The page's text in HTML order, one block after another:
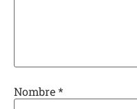
Nombre*